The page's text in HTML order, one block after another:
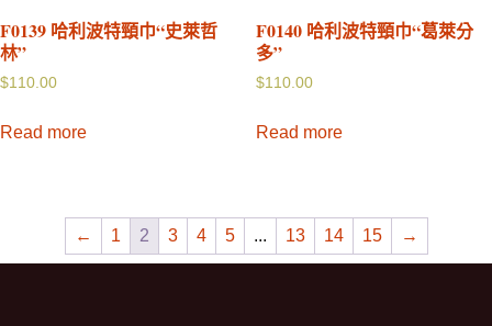
F0139 哈利波特頸巾“史萊哲
林”
$110.00
Read more
F0140 哈利波特頸巾“葛萊分
多”
$110.00
Read more
← 1 2 3 4 5 ... 13 14 15 →